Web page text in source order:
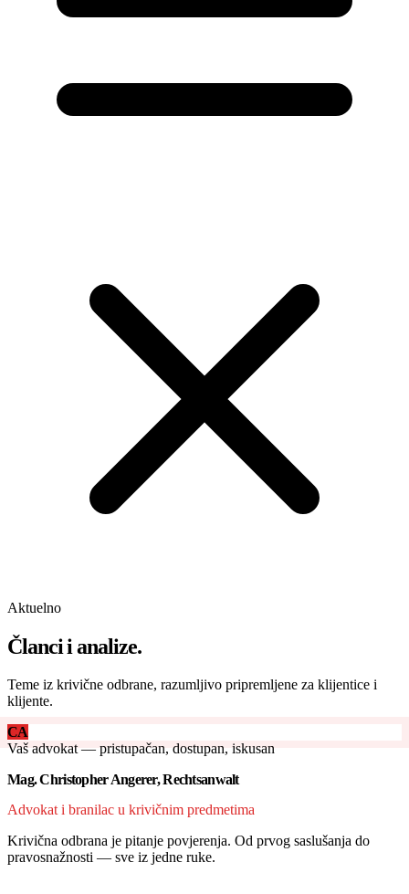
Aktuelno
Članci i analize.
Teme iz krivične odbrane, razumljivo pripremljene za klijentice i
klijente.
CA
Vaš advokat — pristupačan, dostupan, iskusan
Mag. Christopher Angerer, Rechtsanwalt
Advokat i branilac u krivičnim predmetima
Krivična odbrana je pitanje povjerenja. Od prvog saslušanja do
pravosnažnosti — sve iz jedne ruke.